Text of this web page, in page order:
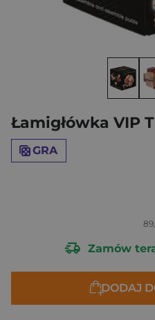
Łamigłówka VIP
GRA
Zamów
DODAJ